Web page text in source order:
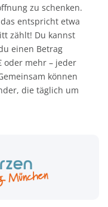
zu schenken.
entspricht etwa
zählt! Du kannst
einen Betrag
oder mehr – jeder
können
die täglich um